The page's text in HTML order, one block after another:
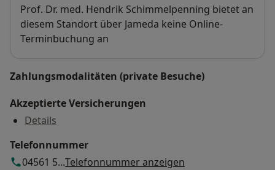
Verfügbarkeit
Prof. Dr. med. Hendrik Schimmelpenning bietet an
diesem Standort über Jameda keine Online-
Terminbuchung an
Zahlungsmodalitäten (private Besuche)
Akzeptierte Versicherungen
Details
Telefonnummer
04561 5...Telefonnummer anzeigen